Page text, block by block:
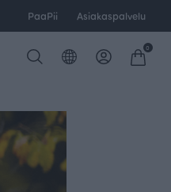
PaaPii Asiakaspalvelu
0